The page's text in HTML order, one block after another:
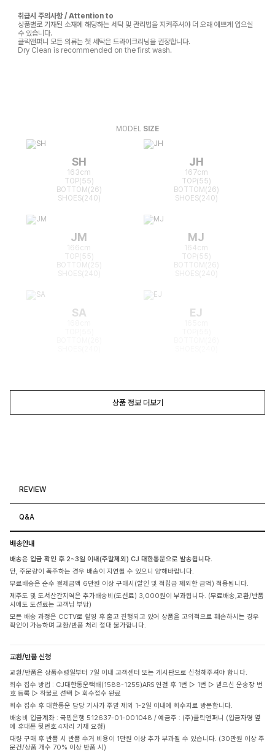
취급시 주의사항 / Attention to
상품별로 기재된 소재에 해당하는 세탁 및 관리법을 지켜주셔야 더 오래 예쁘게 입으실
수 있습니다.
클릭앤퍼니 모든 의류는 첫 세탁은 드라이크리닝을 권장합니다.
Dry Clean is recommended on the first wash.
MODEL SIZE
SH
163cm
TOP(55)
BOTTOM(26)
SHOES(240)
JH
167cm
TOP(55)
BOTTOM(26)
SHOES(240)
JM
166cm
TOP(55)
BOTTOM(25)
MJ
164cm
TOP(55)
BOTTOM(26)
SA EJ
상품 정보 더보기
REVIEW
Q&A
배송안내
배송은 입금 확인 후 2~3일 이내(주말제외) CJ 대한통운으로 발송됩니다.
단, 주문량이 폭주하는 경우 배송이 지연될 수 있으니 양해바랍니다.
무료배송은 순수 결제금액 6만원 이상 구매시(할인 및 적립금 제외한 금액) 적용됩니다.
제주도 및 도서산간지역은 추가배송비(도선료) 3,000원이 부과됩니다. (무료배송,교환/반품
시에도 도선료는 고객님 부담)
모든 배송 과정은 CCTV로 촬영 후 출고 진행되고 있어 상품을 고의적으로 훼손하시는 경우
확인이 가능하며 교환/반품 처리 절대 불가합니다.
교환/반품 신청
교환/반품은 상품수령일부터 7일 이내 고객센터 또는 게시판으로 신청해주셔야 합니다.
회수 접수 방법 : CJ대한통운택배(1588-1255)ARS 연결 후 1번 ▷ 1번 ▷ 받으신 운송장 번
호 등록 ▷ 착불로 선택 ▷ 회수접수 완료
회수 접수 후 대한통운 담당 기사가 주말 제외 1-2일 이내에 회수지로 방문합니다.
배송비 입금계좌 : 국민은행 512637-01-001048 / 예금주 : (주)클릭앤퍼니 (입금자명 옆
에 휴대폰 뒷번호 4자리 기재 요청)
대량 구매 후 반품 시 반품 수거 비용이 1만원 이상 추가 부과될 수 있습니다. (30만원 이상 주
문건/상품 개수 70% 이상 반품 시)